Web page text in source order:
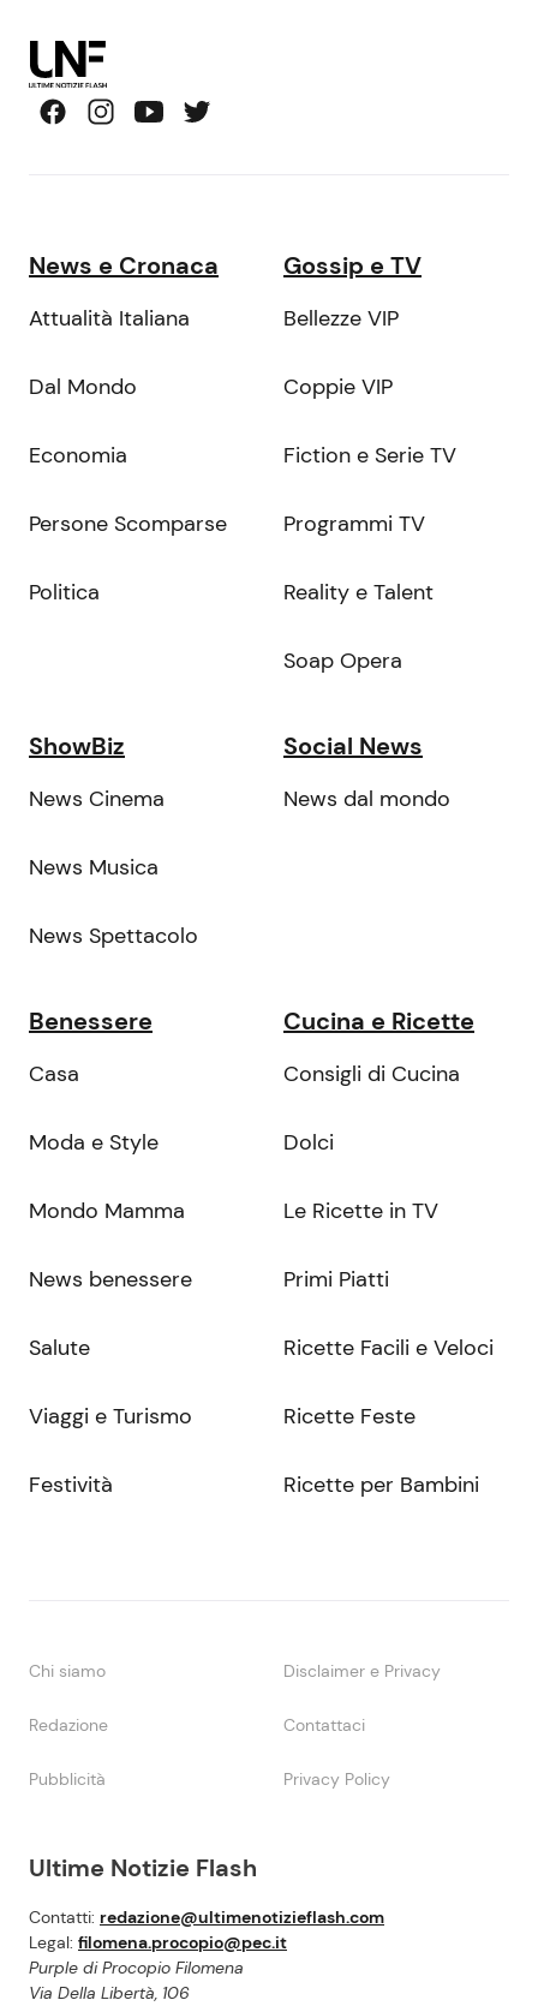
Ultime Notizie Flash
Contatti: redazione@ultimenotizieflash.com
Legal: filomena.procopio@pec.it
Purple di Procopio Filomena
Via Della Libertà, 106
News e Cronaca
Attualità Italiana
Dal Mondo
Economia
Persone Scomparse
Politica
Gossip e TV
Bellezze VIP
Coppie VIP
Fiction e Serie TV
Programmi TV
Reality e Talent
Soap Opera
ShowBiz
News Cinema
News Musica
News Spettacolo
Social News
News dal mondo
Benessere
Casa
Moda e Style
Mondo Mamma
News benessere
Salute
Viaggi e Turismo
Festività
Cucina e Ricette
Consigli di Cucina
Dolci
Le Ricette in TV
Primi Piatti
Ricette Facili e Veloci
Ricette Feste
Ricette per Bambini
Chi siamo Disclaimer e Privacy
Redazione Contattaci
Pubblicità Privacy Policy